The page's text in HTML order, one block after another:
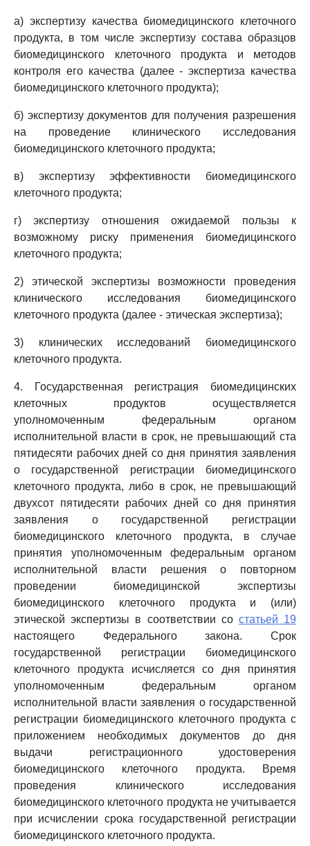
а) экспертизу качества биомедицинского клеточного
продукта, в том числе экспертизу состава образцов
биомедицинского клеточного продукта и методов
контроля его качества (далее - экспертиза качества
биомедицинского клеточного продукта);
б) экспертизу документов для получения разрешения
на проведение клинического исследования
биомедицинского клеточного продукта;
в) экспертизу эффективности биомедицинского
клеточного продукта;
г) экспертизу отношения ожидаемой пользы к
возможному риску применения биомедицинского
клеточного продукта;
2) этической экспертизы возможности проведения
клинического исследования биомедицинского
клеточного продукта (далее - этическая экспертиза);
3) клинических исследований биомедицинского
клеточного продукта.
4. Государственная регистрация биомедицинских
клеточных продуктов осуществляется
уполномоченным федеральным органом
исполнительной власти в срок, не превышающий ста
пятидесяти рабочих дней со дня принятия заявления
о государственной регистрации биомедицинского
клеточного продукта, либо в срок, не превышающий
двухсот пятидесяти рабочих дней со дня принятия
заявления о государственной регистрации
биомедицинского клеточного продукта, в случае
принятия уполномоченным федеральным органом
исполнительной власти решения о повторном
проведении биомедицинской экспертизы
биомедицинского клеточного продукта и (или)
этической экспертизы в соответствии со статьей 19
настоящего Федерального закона. Срок
государственной регистрации биомедицинского
клеточного продукта исчисляется со дня принятия
уполномоченным федеральным органом
исполнительной власти заявления о государственной
регистрации биомедицинского клеточного продукта с
приложением необходимых документов до дня
выдачи регистрационного удостоверения
биомедицинского клеточного продукта. Время
проведения клинического исследования
биомедицинского клеточного продукта не учитывается
при исчислении срока государственной регистрации
биомедицинского клеточного продукта.